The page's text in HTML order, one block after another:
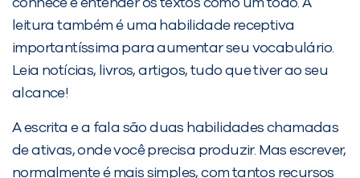
conhece e entender os textos como um todo. A
leitura também é uma habilidade receptiva
importantíssima para aumentar seu vocabulário.
Leia notícias, livros, artigos, tudo que tiver ao seu
alcance!
A escrita e a fala são duas habilidades chamadas
de ativas, onde você precisa produzir. Mas escrever,
normalmente é mais simples, com tantos recursos